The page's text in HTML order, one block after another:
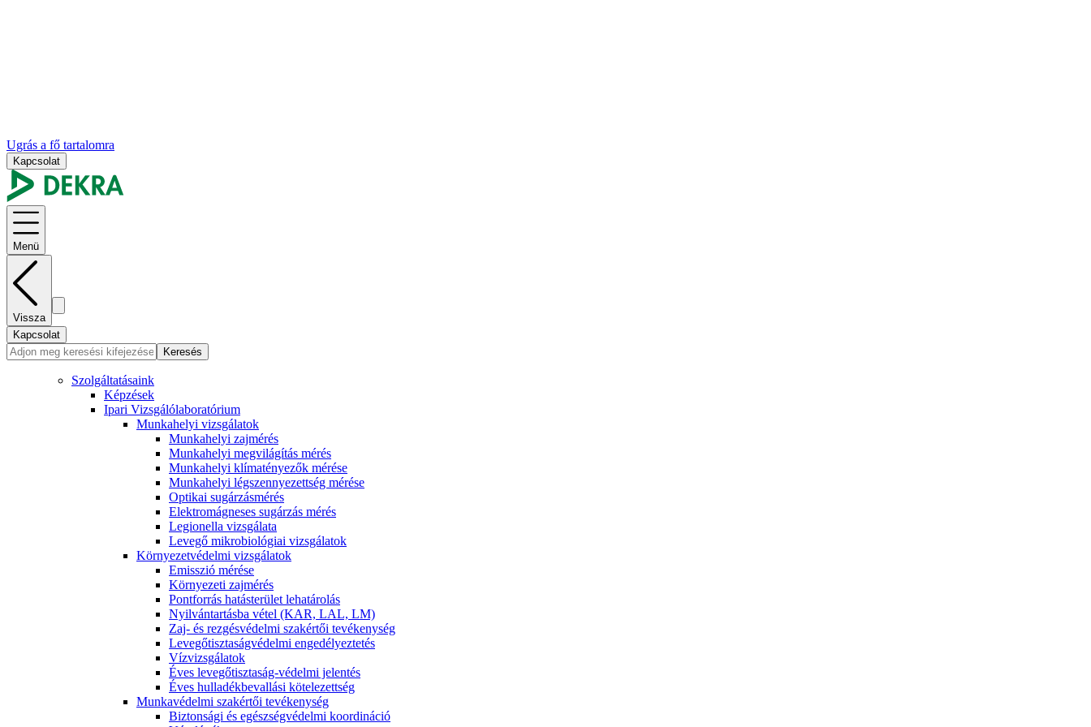
Ugrás a fő tartalomra
Kapcsolat
Menü
Vissza
Kapcsolat
Keresés
Szolgáltatásaink
Képzések
Ipari Vizsgálólaboratórium
Munkahelyi vizsgálatok
Munkahelyi zajmérés
Munkahelyi megvilágítás mérés
Munkahelyi klímatényezők mérése
Munkahelyi légszennyezettség mérése
Optikai sugárzásmérés
Elektromágneses sugárzás mérés
Legionella vizsgálata
Levegő mikrobiológiai vizsgálatok
Környezetvédelmi vizsgálatok
Emisszió mérése
Környezeti zajmérés
Pontforrás hatásterület lehatárolás
Nyilvántartásba vétel (KAR, LAL, LM)
Zaj- és rezgésvédelmi szakértői tevékenység
Levegőtisztaságvédelmi engedélyeztetés
Vízvizsgálatok
Éves levegőtisztaság-védelmi jelentés
Éves hulladékbevallási kötelezettség
Munkavédelmi szakértői tevékenység
Biztonsági és egészségvédelmi koordináció